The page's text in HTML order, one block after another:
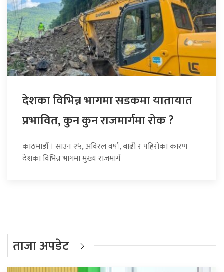
देशका विभिन्न भागमा सडकमा यातायात
प्रभावित, कुन कुन राजमार्गमा रोक ?
काठमाडौँ । साउन २५, अविरल वर्षा, बाढी र पहिरोका कारण
देशका विभिन्न भागमा मुख्य राजमार्ग
ताजा अपडेट